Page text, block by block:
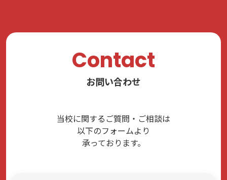
Contact
お問い合わせ
当校に関するご質問・ご相談は
以下のフォームより
承っております。